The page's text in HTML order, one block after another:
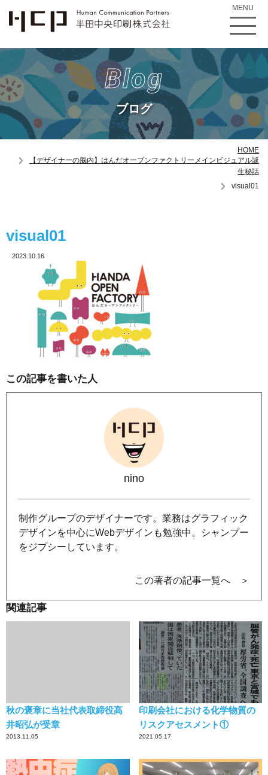
MENU
Blog
ブログ
HOME
【デザイナーの脳内】はんだオープンファクトリーメインビジュアル誕
生秘話
visual01
visual01
2023.10.16
この記事を書いた人
nino
制作グループのデザイナーです。業務はグラフィック
デザインを中心にWebデザインも勉強中。シャンプー
をジプシーしています。
この著者の記事一覧へ ＞
関連記事
秋の褒章に当社代表取締役髙
井昭弘が受章
2013.11.05
印刷会社における化学物質の
リスクアセスメント①
2021.05.17